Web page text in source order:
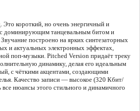
Это короткий, но очень энергичный и
доминирующим танцевальным битом и
построено на ярких синтезаторных
и актуальных электронных эффектах,
поп-музыки. Pitched Version придаёт треку
динамику, делая его идеальным
с чёткими акцентами, создающими
Качество записи — высокое (320 Кбит/
все нюансы этого стильного и динамичного